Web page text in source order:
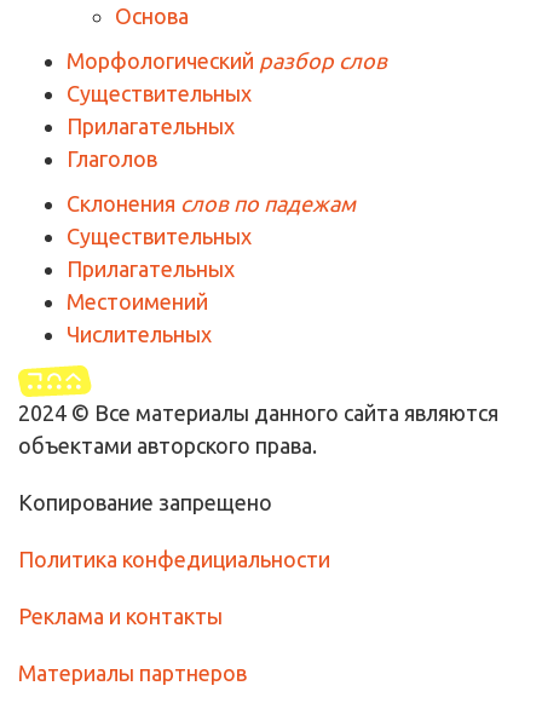
Основа
Морфологический разбор слов
Существительных
Прилагательных
Глаголов
Склонения слов по падежам
Существительных
Прилагательных
Местоимений
Числительных
2024 © Все материалы данного сайта являются
объектами авторского права.
Копирование запрещено
Политика конфедициальности
Реклама и контакты
Материалы партнеров